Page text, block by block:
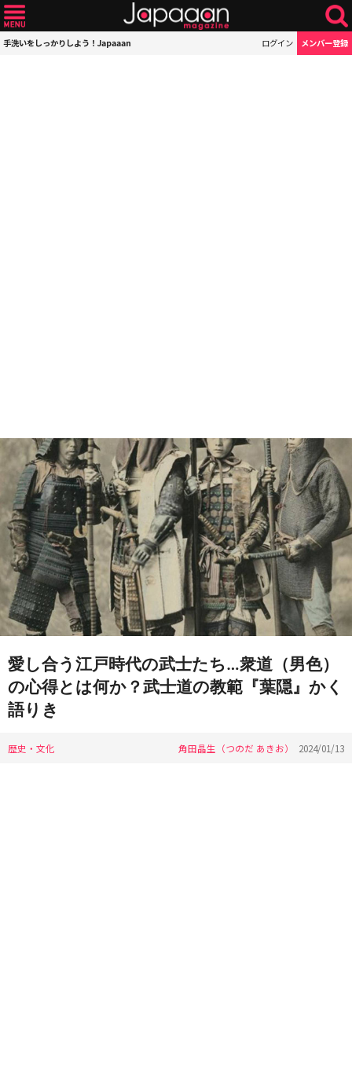
手洗いをしっかりしよう！Japaaan ログイン メンバー登録
愛し合う江戸時代の武士たち…衆道（男色）
の心得とは何か？武士道の教範『葉隠』かく
語りき
歴史・文化 角田晶生（つのだ あきお） 2024/01/13